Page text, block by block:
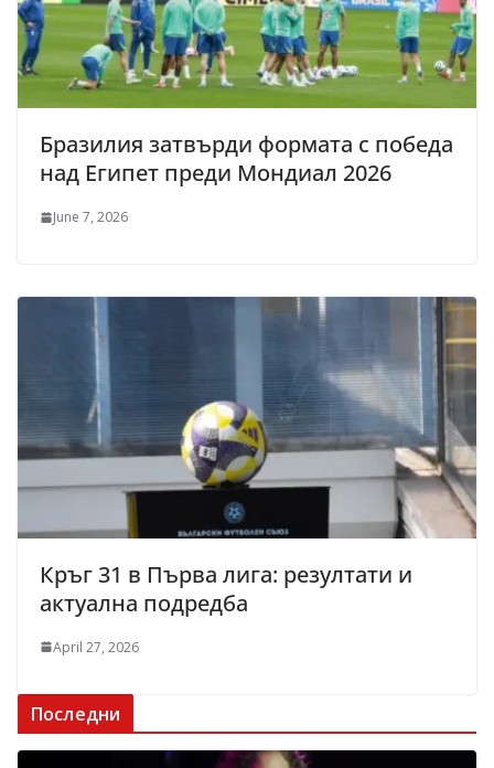
Бразилия затвърди формата с победа
над Египет преди Мондиал 2026
June 7, 2026
Кръг 31 в Първа лига: резултати и
актуална подредба
April 27, 2026
Последни